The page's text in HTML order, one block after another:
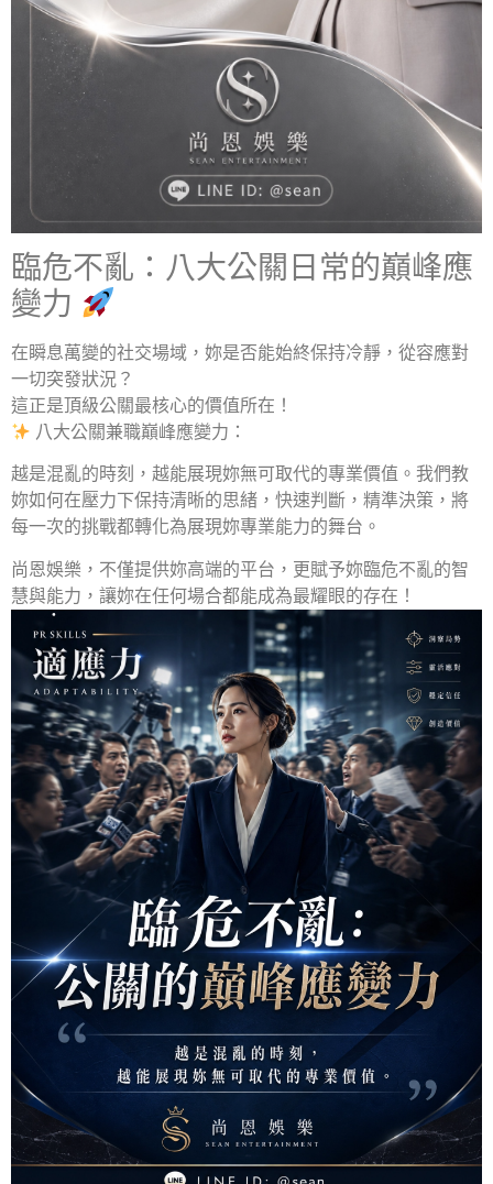
臨危不亂：八大公關日常的巔峰應
變力
在瞬息萬變的社交場域，妳是否能始終保持冷靜，從容應對
一切突發狀況？
這正是頂級公關最核心的價值所在！
八大公關兼職巔峰應變力 ：
越是混亂的時刻，越能展現妳無可取代的專業價值。我們教
妳如何在壓力下保持清晰的思緒，快速判斷，精準決策，將
每一次的挑戰都轉化為展現妳專業能力的舞台。
尚恩娛樂，不僅提供妳高端的平台，更賦予妳臨危不亂的智
慧與能力，讓妳在任何場合都能成為最耀眼的存在！